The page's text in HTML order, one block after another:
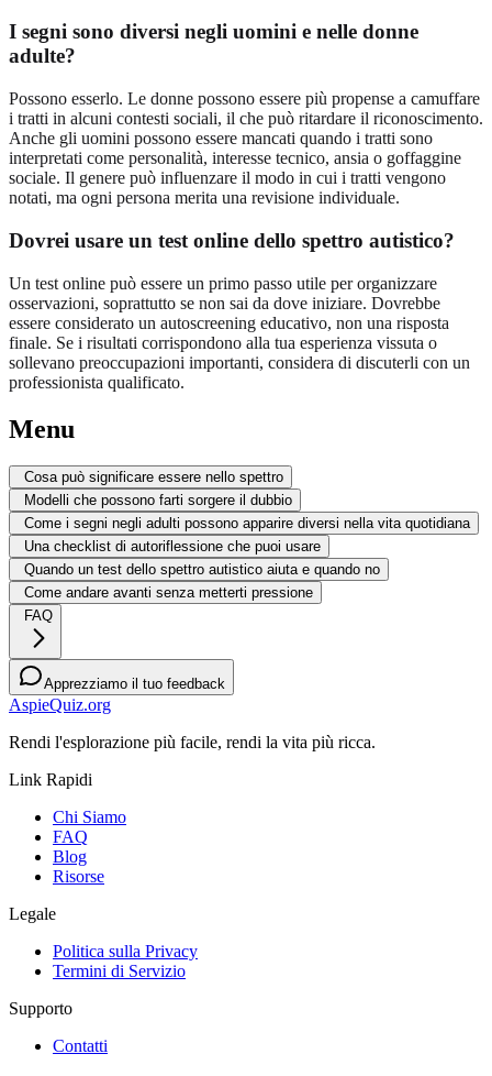
I segni sono diversi negli uomini e nelle donne
adulte?
Possono esserlo. Le donne possono essere più propense a camuffare
i tratti in alcuni contesti sociali, il che può ritardare il riconoscimento.
Anche gli uomini possono essere mancati quando i tratti sono
interpretati come personalità, interesse tecnico, ansia o goffaggine
sociale. Il genere può influenzare il modo in cui i tratti vengono
notati, ma ogni persona merita una revisione individuale.
Dovrei usare un test online dello spettro autistico?
Un test online può essere un primo passo utile per organizzare
osservazioni, soprattutto se non sai da dove iniziare. Dovrebbe
essere considerato un autoscreening educativo, non una risposta
finale. Se i risultati corrispondono alla tua esperienza vissuta o
sollevano preoccupazioni importanti, considera di discuterli con un
professionista qualificato.
Menu
Cosa può significare essere nello spettro
Modelli che possono farti sorgere il dubbio
Come i segni negli adulti possono apparire diversi nella vita quotidiana
Una checklist di autoriflessione che puoi usare
Quando un test dello spettro autistico aiuta e quando no
Come andare avanti senza metterti pressione
FAQ
Apprezziamo il tuo feedback
AspieQuiz.org
Rendi l'esplorazione più facile, rendi la vita più ricca.
Link Rapidi
Chi Siamo
FAQ
Blog
Risorse
Legale
Politica sulla Privacy
Termini di Servizio
Supporto
Contatti